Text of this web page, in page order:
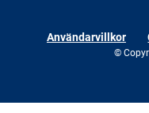
Användarvillkor
©